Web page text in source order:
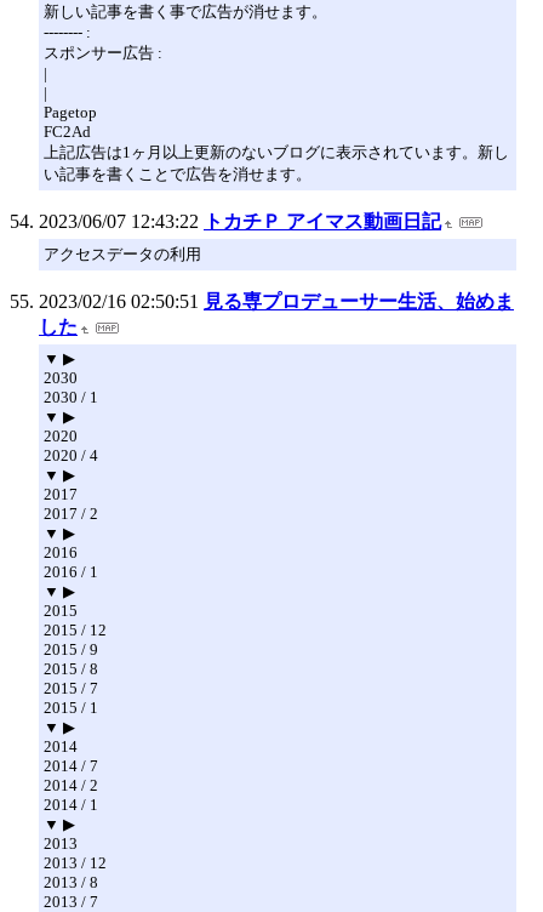
新しい記事を書く事で広告が消せます。
-------- :
スポンサー広告 :
|
|
Pagetop
FC2Ad
上記広告は1ヶ月以上更新のないブログに表示されています。新し
い記事を書くことで広告を消せます。
2023/06/07 12:43:22 トカチＰ アイマス動画日記
アクセスデータの利用
2023/02/16 02:50:51 見る専プロデューサー生活、始めま
した
▼ ▶
2030
2030 / 1
▼ ▶
2020
2020 / 4
▼ ▶
2017
2017 / 2
▼ ▶
2016
2016 / 1
▼ ▶
2015
2015 / 12
2015 / 9
2015 / 8
2015 / 7
2015 / 1
▼ ▶
2014
2014 / 7
2014 / 2
2014 / 1
▼ ▶
2013
2013 / 12
2013 / 8
2013 / 7